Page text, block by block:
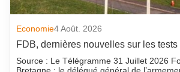
Economie4 Août. 2026
FDB, dernières nouvelles sur les tests
Source : Le Télégramme 31 Juillet 2026
Bretagne : le délégué général de